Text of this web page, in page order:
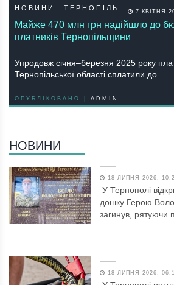
НОВИНИ ТЕРНОПІЛЬ 7 КВІТНЯ
Майже 470 млн грн надійшло до
платників Тернопільщини
Упродовж січня–березня 2025 року
Тернопільської області сплатили до…
ОПУБЛІКОВАНО | ADMIN
НОВИНИ
18 ЛИПНЯ 2026,
У Тернополі
дошку Герою
загинув, рятуючи
18 ЛИПНЯ 2026,